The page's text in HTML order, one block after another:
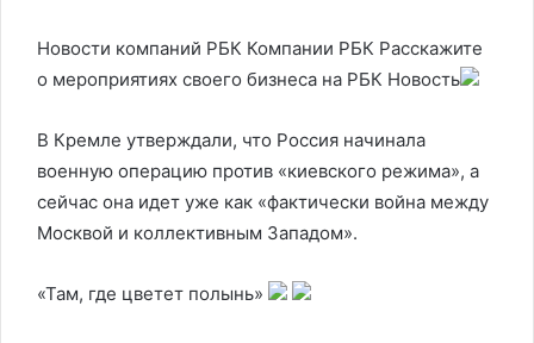
Новости компаний РБК Компании РБК Расскажите
о мероприятиях своего бизнеса на РБК Новость
В Кремле утверждали, что Россия начинала
военную операцию против «киевского режима», а
сейчас она идет уже как «фактически война между
Москвой и коллективным Западом».
«Там, где цветет полынь»